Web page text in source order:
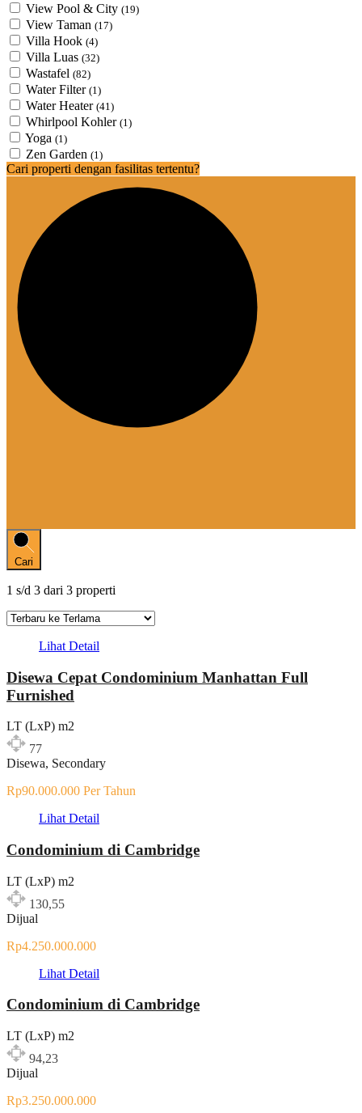
View Pool & City (19)
View Taman (17)
Villa Hook (4)
Villa Luas (32)
Wastafel (82)
Water Filter (1)
Water Heater (41)
Whirlpool Kohler (1)
Yoga (1)
Zen Garden (1)
Cari properti dengan fasilitas tertentu?
Cari
1 s/d 3 dari 3 properti
Lihat Detail
Disewa Cepat Condominium Manhattan Full
Furnished
LT (LxP) m2
77
Disewa, Secondary
Rp90.000.000 Per Tahun
Lihat Detail
Condominium di Cambridge
LT (LxP) m2
130,55
Dijual
Rp4.250.000.000
Lihat Detail
Condominium di Cambridge
LT (LxP) m2
94,23
Dijual
Rp3.250.000.000